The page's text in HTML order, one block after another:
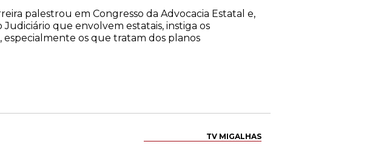
palestrou em Congresso da Advocacia Estatal e,
que envolvem estatais, instiga os
especialmente os que tratam dos planos
TV MIGALHAS